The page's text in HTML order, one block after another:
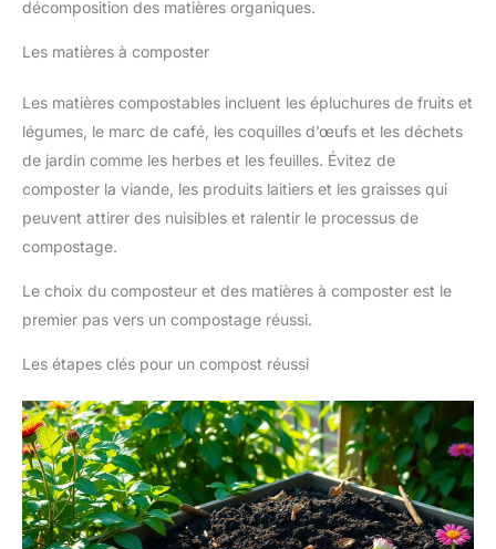
décomposition des matières organiques.
Les matières à composter
Les matières compostables incluent les épluchures de fruits et
légumes, le marc de café, les coquilles d’œufs et les déchets
de jardin comme les herbes et les feuilles. Évitez de
composter la viande, les produits laitiers et les graisses qui
peuvent attirer des nuisibles et ralentir le processus de
compostage.
Le choix du composteur et des matières à composter est le
premier pas vers un compostage réussi.
Les étapes clés pour un compost réussi